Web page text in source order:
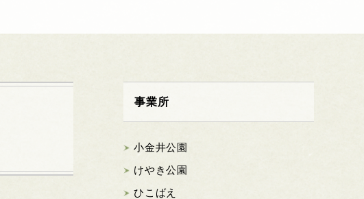
事業所
小金井公園
けやき公園
ひこばえ